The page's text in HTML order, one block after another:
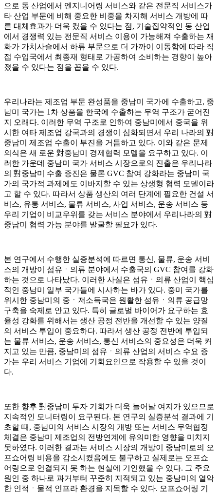
으로 동 산업에서 엔지니어링 서비스와 같은 전문직 서비스가
타 산업 부문에 비해 중요한 비중을 차지해 서비스 개방에 따
른 대체효과가 더욱 컸을 수 있다는 점, 기술집약적인 동 산업
에서 경쟁력 있는 전문직 서비스 이용이 가능해져 수출하는 재
화가 가치사슬에서 하류 부문으로 더 가까이 이동함에 따라 직
접 수입국에서 최종재 형태로 가공하여 소비하는 경향이 높아
졌을 수 있다는 점을 꼽을 수 있다.
우리나라는 제조업 부문 완성품을 중남미 국가에 수출하고, 중
남미 국가는 1차 상품을 한국에 수출하는 무역 구조가 굳어진
지 오래다. 이러한 무역 구조로 인하여 중남미에서 중국을 위
시한 여타 제조업 강국과의 경쟁이 심화되면서 우리 나라의 對
중남미 제조업 수출이 부진을 거듭하고 있다. 이와 같은 문제
의식은 새 로운 對중남미 경제협력 모델을 요구하고 있다. 이
러한 가운데 중남미 국가 서비스 시장으로의 진출은 우리나라
의 對중남미 수출 증진은 물론 GVC 참여 강화라는 중남미 국
가의 국가적 과제에도 이바지할 수 있는 상생형 협력 모델이라
고 할 수 있다. 따라서 상품 생산의 여러 단계에 필요한 건설 서
비스, 유통 서비스, 물류 서비스, 사업 서비스, 운송 서비스 등
우리 기업이 비교우위를 갖는 서비스 분야에서 우리나라의 對
중남미 협력 가능 분야를 발굴할 필요가 있다.
본 연구에서 수행한 실증분석에 따르면 통신, 물류, 운송 서비
스의 개방이 섬유ㆍ의류 분야에서 수출국의 GVC 참여를 강화
하는 것으로 나타났다. 이러한 사실은 섬유ㆍ의류 산업이 핵심
적인 중남미 일부 국가들에 시사하는 바가 있다. 중미 국가를
위시한 중남미의 중ㆍ저소득국은 원활한 섬유ㆍ의류 공급망
구축을 숙제로 안고 있다. 특히 글로벌 바이어가 요구하는 효
율성 강화를 위해서는 생산 공정 전반을 개선할 수 있는 양질
의 서비스 투입이 중요하다. 따라서 생산 공정 전반에 투입되
는 물류 서비스, 운송 서비스, 통신 서비스의 중요성은 더욱 커
지고 있는 만큼, 중남미의 섬유ㆍ의류 산업의 서비스 수요 증
가는 우리 서비스 기업에 기회요인으로 작용할 수 있을 것이
다.
또한 향후 對중남미 투자 기회가 더욱 늘어날 여지가 있으므로
지속적인 모니터링이 요구된다. 본 연구의 실증분석 결과에 기
초할 때, 중남미의 서비스 시장의 개방 또는 서비스 무역협정
체결은 중남미 제조업의 전방연계에 유의미한 영향을 미치지
못하였다. 이러한 결과는 서비스 시장의 개방이 중남미로의 오
프쇼어링 비용을 감소시켰음에도 불구하고 실제로는 오프쇼
어링으로 연결되지 못 하는 현실에 기인했을 수 있다. 그 주요
원인 중 하나로 과거부터 꾸준히 지적되고 있는 중남미의 열악
한 인적ㆍ물적 인프라 환경을 지목할 수 있다. 오프쇼어링 기